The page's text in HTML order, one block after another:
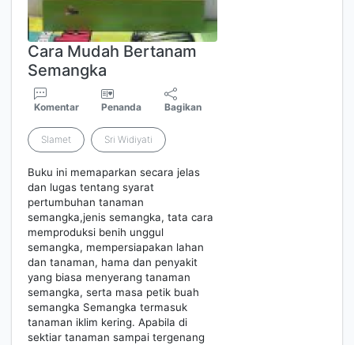
Cara Mudah Bertanam
Semangka
Komentar Penanda Bagikan
Slamet Sri Widiyati
Buku ini memaparkan secara jelas
dan lugas tentang syarat
pertumbuhan tanaman
semangka,jenis semangka, tata cara
memproduksi benih unggul
semangka, mempersiapakan lahan
dan tanaman, hama dan penyakit
yang biasa menyerang tanaman
semangka, serta masa petik buah
semangka Semangka termasuk
tanaman iklim kering. Apabila di
sektiar tanaman sampai tergenang